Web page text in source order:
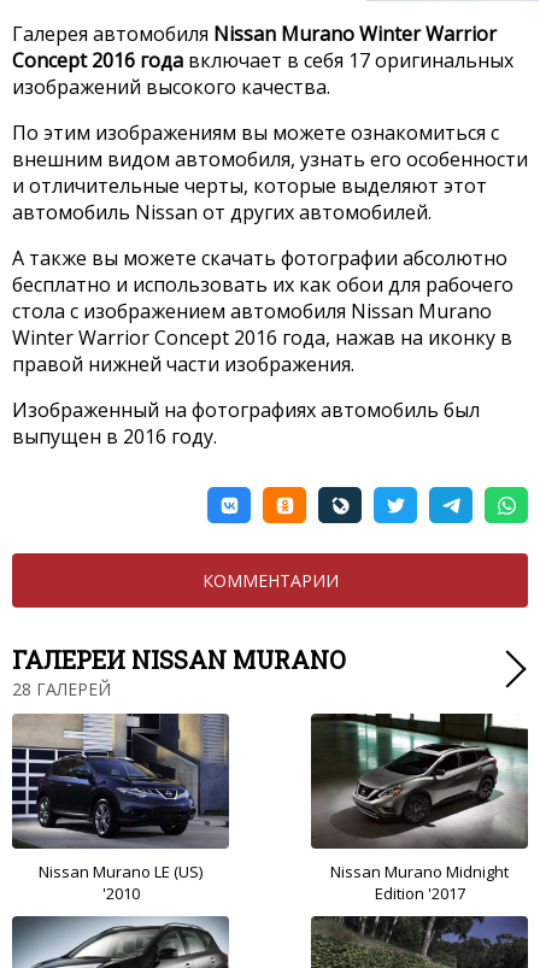
Галерея автомобиля Nissan Murano Winter Warrior
Concept 2016 года включает в себя 17 оригинальных
изображений высокого качества.
По этим изображениям вы можете ознакомиться с
внешним видом автомобиля, узнать его особенности
и отличительные черты, которые выделяют этот
автомобиль Nissan от других автомобилей.
А также вы можете скачать фотографии абсолютно
бесплатно и использовать их как обои для рабочего
стола с изображением автомобиля Nissan Murano
Winter Warrior Concept 2016 года, нажав на иконку в
правой нижней части изображения.
Изображенный на фотографиях автомобиль был
выпущен в 2016 году.
КОММЕНТАРИИ
ГАЛЕРЕИ NISSAN MURANO
28 ГАЛЕРЕЙ
Nissan Murano LE (US)
'2010
Nissan Murano Midnight
Edition '2017